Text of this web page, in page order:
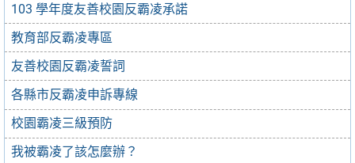
103 學年度友善校園反霸凌承諾
教育部反霸凌專區
友善校園反霸凌誓詞
各縣市反霸凌申訴專線
校園霸凌三級預防
我被霸凌了該怎麼辦？